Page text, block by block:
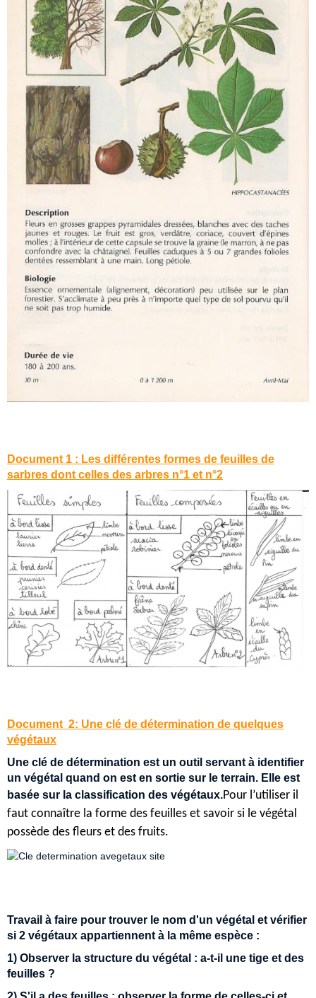
Document 1 : Les différentes formes de feuilles de
sarbres dont celles des arbres n°1 et n°2
Document 2: Une clé de détermination de quelques
végétaux
Une clé de détermination est un outil servant à identifier
un végétal quand on est en sortie sur le terrain. Elle est
basée sur la classification des végétaux.Pour l’utiliser il
faut connaître la forme des feuilles et savoir si le végétal
possède des fleurs et des fruits.
Travail à faire pour trouver le nom d'un végétal et vérifier
si 2 végétaux appartiennent à la même espèce :
1) Observer la structure du végétal : a-t-il une tige et des
feuilles ?